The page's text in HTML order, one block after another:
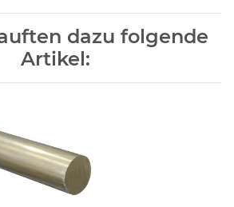
dazu folgende
Artikel: